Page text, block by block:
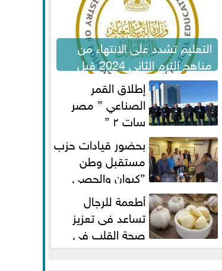
التعليم تشدد على الانتهاء من
مناهج الترم الثاني 2024 قبل
الامتحانات
إطلاق القمر
الصناعي ” مصر
سات ٢ ”
بحضور قيادات حزب
مستقبل وطن
”كيوان والحصي
والتمامي وابوحجازي وعيسي” أمانه
كفر...
أطعمة للرجال
تساعد فى تعزيز
صحة القلب فى
سن الأربعين